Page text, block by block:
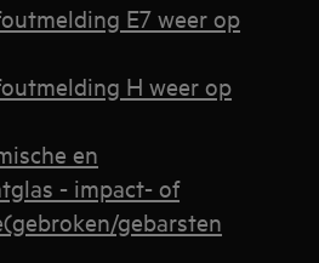
E7 weer op
H weer op
en
- impact- of
gebarsten